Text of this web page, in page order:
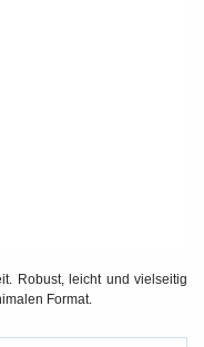
Robust, leicht und vielseitig
Format.